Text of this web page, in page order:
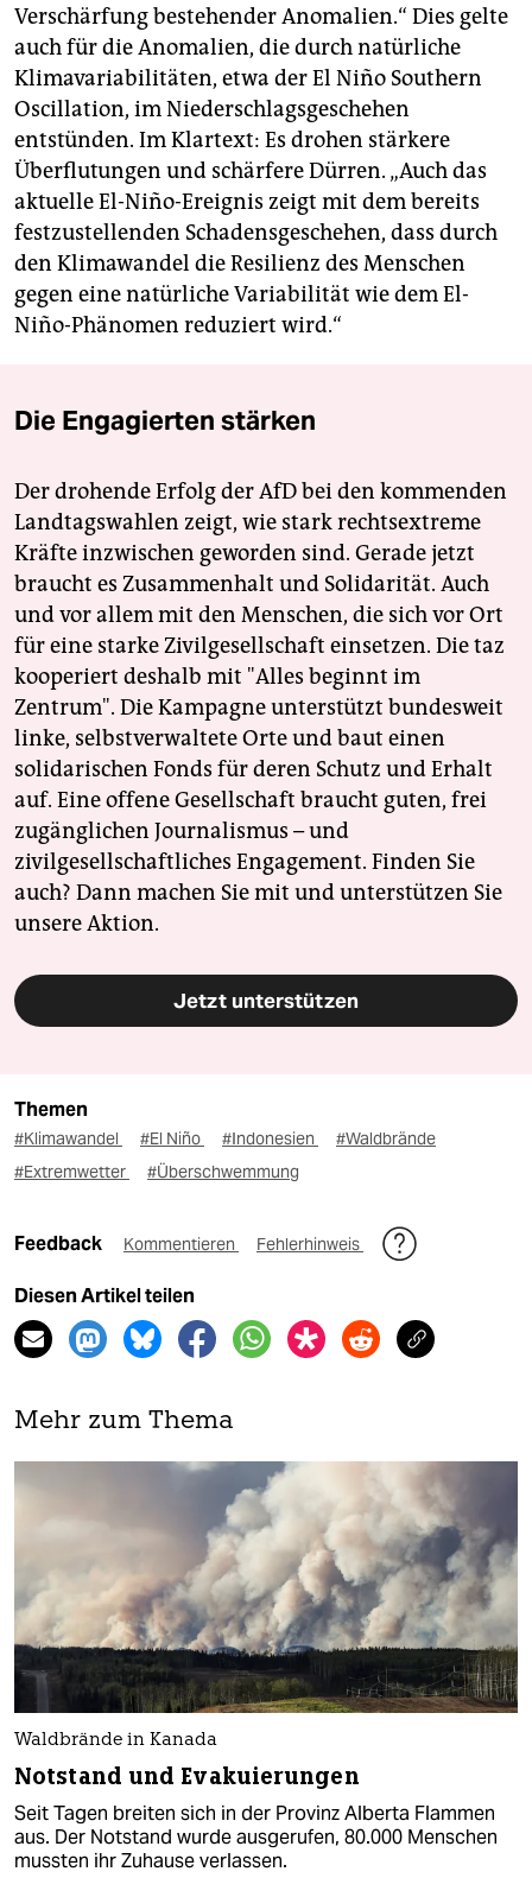
Verschärfung bestehender Anomalien.“ Dies gelte
auch für die Anomalien, die durch natürliche
Klimavariabilitäten, etwa der El Niño Southern
Oscillation, im Niederschlagsgeschehen
entstünden. Im Klartext: Es drohen stärkere
Überflutungen und schärfere Dürren. „Auch das
aktuelle El-Niño-Ereignis zeigt mit dem bereits
festzustellenden Schadensgeschehen, dass durch
den Klimawandel die Resilienz des Menschen
gegen eine natürliche Variabilität wie dem El-
Niño-Phänomen reduziert wird.“
Die Engagierten stärken
Der drohende Erfolg der AfD bei den kommenden
Landtagswahlen zeigt, wie stark rechtsextreme
Kräfte inzwischen geworden sind. Gerade jetzt
braucht es Zusammenhalt und Solidarität. Auch
und vor allem mit den Menschen, die sich vor Ort
für eine starke Zivilgesellschaft einsetzen. Die taz
kooperiert deshalb mit "Alles beginnt im
Zentrum". Die Kampagne unterstützt bundesweit
linke, selbstverwaltete Orte und baut einen
solidarischen Fonds für deren Schutz und Erhalt
auf. Eine offene Gesellschaft braucht guten, frei
zugänglichen Journalismus – und
zivilgesellschaftliches Engagement. Finden Sie
auch? Dann machen Sie mit und unterstützen Sie
unsere Aktion.
Jetzt unterstützen
Themen
#Klimawandel #El Niño #Indonesien
#Waldbrände
#Extremwetter
#Überschwemmung
Feedback Kommentieren Fehlerhinweis
Diesen Artikel teilen
Mehr zum Thema
Waldbrände in Kanada
Notstand und Evakuierungen
Seit Tagen breiten sich in der Provinz Alberta Flammen
aus. Der Notstand wurde ausgerufen, 80.000 Menschen
mussten ihr Zuhause verlassen.